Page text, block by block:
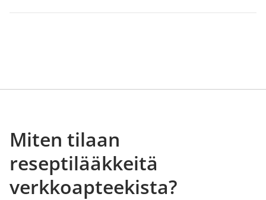
Miten tilaan
reseptilääkkeitä
verkkoapteekista?